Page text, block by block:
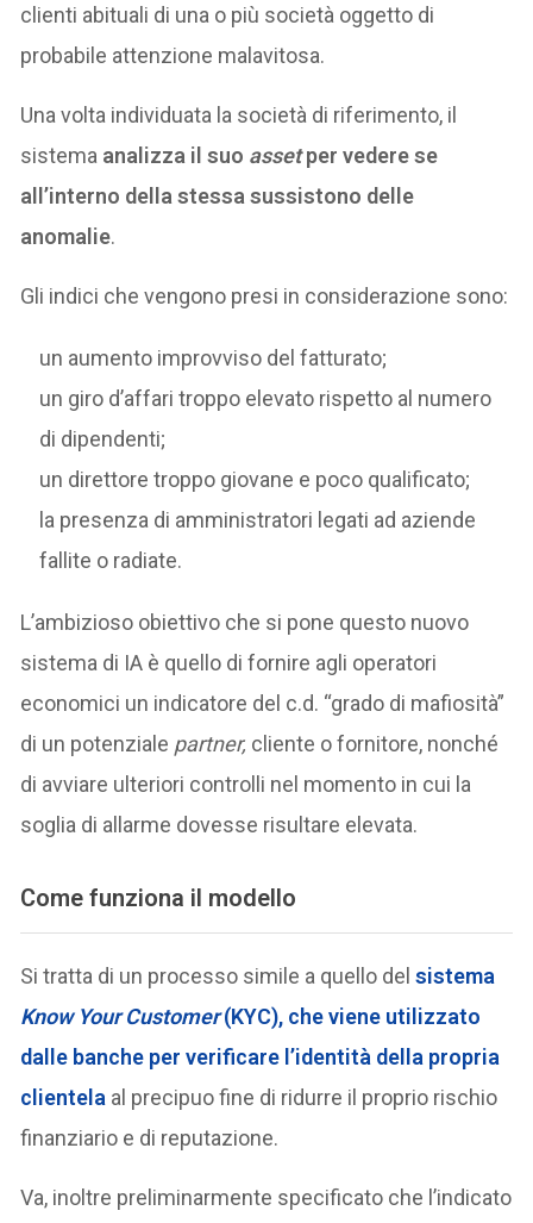
clienti abituali di una o più società oggetto di
probabile attenzione malavitosa.
Una volta individuata la società di riferimento, il
sistema analizza il suo assetper vedere se
all’interno della stessa sussistono delle
anomalie.
Gli indici che vengono presi in considerazione sono:
un aumento improvviso del fatturato;
un giro d’affari troppo elevato rispetto al numero
di dipendenti;
un direttore troppo giovane e poco qualificato;
la presenza di amministratori legati ad aziende
fallite o radiate.
L’ambizioso obiettivo che si pone questo nuovo
sistema di IA è quello di fornire agli operatori
economici un indicatore del c.d. “grado di mafiosità”
di un potenziale partner, cliente o fornitore, nonché
di avviare ulteriori controlli nel momento in cui la
soglia di allarme dovesse risultare elevata.
Come funziona il modello
Si tratta di un processo simile a quello del sistema
Know Your Customer(KYC), che viene utilizzato
dalle banche per verificare l’identità della propria
clientela al precipuo fine di ridurre il proprio rischio
finanziario e di reputazione.
Va, inoltre preliminarmente specificato che l’indicato